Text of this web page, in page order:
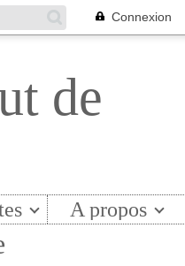
Connexion
de
A propos